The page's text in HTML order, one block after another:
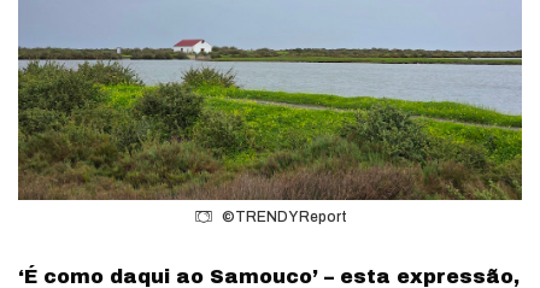
©TRENDY Report
‘É como daqui ao Samouco’ – esta expressão,